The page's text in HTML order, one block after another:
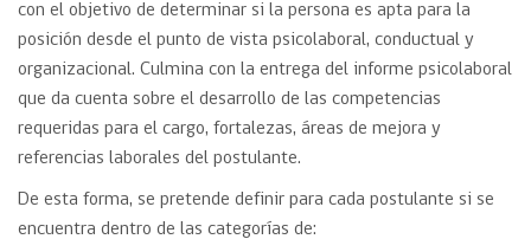
con el objetivo de determinar si la persona es apta para la
posición desde el punto de vista psicolaboral, conductual y
organizacional. Culmina con la entrega del informe psicolaboral
que da cuenta sobre el desarrollo de las competencias
requeridas para el cargo, fortalezas, áreas de mejora y
referencias laborales del postulante.
De esta forma, se pretende definir para cada postulante si se
encuentra dentro de las categorías de: